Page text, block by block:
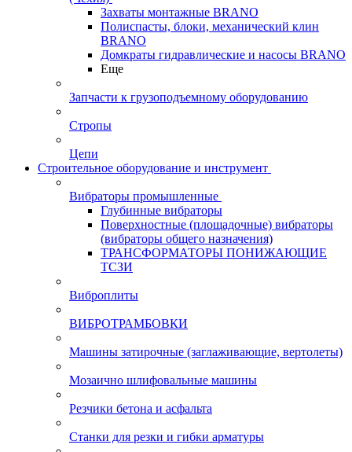
Захваты монтажные BRANO
Полиспасты, блоки, механический клин
BRANO
Домкраты гидравлические и насосы BRANO
Еще
Запчасти к грузоподъемному оборудованию
Стропы
Цепи
Строительное оборудование и инструмент
Вибраторы промышленные
Глубинные вибраторы
Поверхностные (площадочные) вибраторы
(вибраторы общего назначения)
ТРАНСФОРМАТОРЫ ПОНИЖАЮЩИЕ
ТСЗИ
Виброплиты
ВИБРОТРАМБОВКИ
Машины затирочные (заглаживающие, вертолеты)
Мозаично шлифовальные машины
Резчики бетона и асфальта
Станки для резки и гибки арматуры